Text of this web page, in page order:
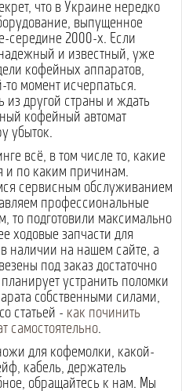
что в Украине нередко
выпущенное
середине 2000-х. Если
и известный, уже
кофейных аппаратов,
то момент исчерпаться.
из другой страны и ждать
кофейный автомат
убыток.
всё, в том числе то, какие
и по каким причинам.
сервисным обслуживанием
профессиональные
то подготовили максимально
ходовые запчасти для
наличии на нашем сайте, а
под заказ достаточно
устранить поломки
собственными силами,
статьей - как починить
самостоятельно.
для кофемолки, какой-
кабель, держатель
обращайтесь к нам. Мы